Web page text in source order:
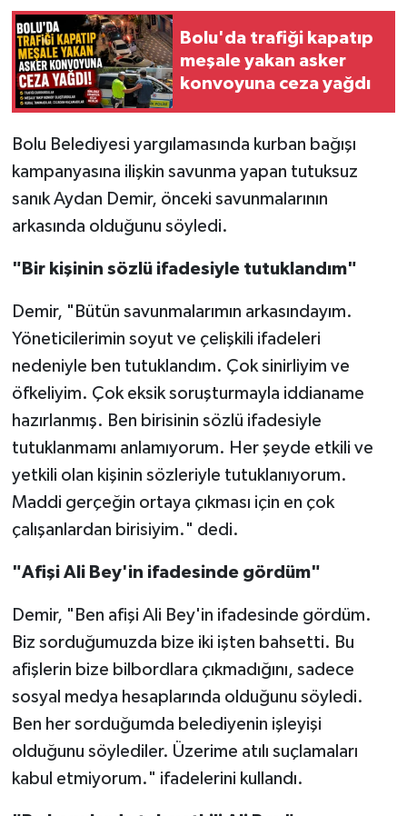
Bolu'da trafiği kapatıp
meşale yakan asker
konvoyuna ceza yağdı
Bolu Belediyesi yargılamasında kurban bağışı
kampanyasına ilişkin savunma yapan tutuksuz
sanık Aydan Demir, önceki savunmalarının
arkasında olduğunu söyledi.
"Bir kişinin sözlü ifadesiyle tutuklandım"
Demir, "Bütün savunmalarımın arkasındayım.
Yöneticilerimin soyut ve çelişkili ifadeleri
nedeniyle ben tutuklandım. Çok sinirliyim ve
öfkeliyim. Çok eksik soruşturmayla iddianame
hazırlanmış. Ben birisinin sözlü ifadesiyle
tutuklanmamı anlamıyorum. Her şeyde etkili ve
yetkili olan kişinin sözleriyle tutuklanıyorum.
Maddi gerçeğin ortaya çıkması için en çok
çalışanlardan birisiyim." dedi.
"Afişi Ali Bey'in ifadesinde gördüm"
Demir, "Ben afişi Ali Bey'in ifadesinde gördüm.
Biz sorduğumuzda bize iki işten bahsetti. Bu
afişlerin bize bilbordlara çıkmadığını, sadece
sosyal medya hesaplarında olduğunu söyledi.
Ben her sorduğumda belediyenin işleyişi
olduğunu söylediler. Üzerime atılı suçlamaları
kabul etmiyorum." ifadelerini kullandı.